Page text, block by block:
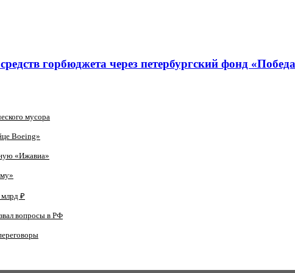
горбюджета через петербургский фонд
мусора
Boeing»
«Ижавиа»
₽
вопросы в РФ